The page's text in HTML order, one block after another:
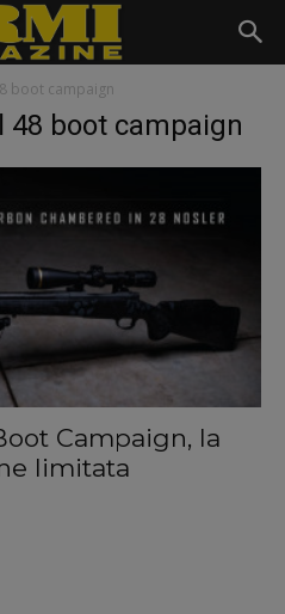
boot campaign
48 boot campaign
Campaign, la
limitata